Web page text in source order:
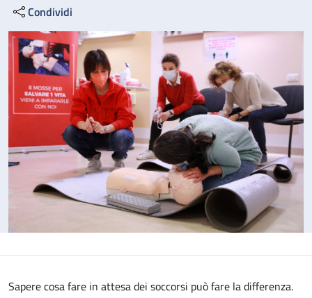
Condividi
Sapere cosa fare in attesa dei soccorsi può fare la differenza.